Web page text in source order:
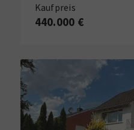
Kaufpreis
440.000 €